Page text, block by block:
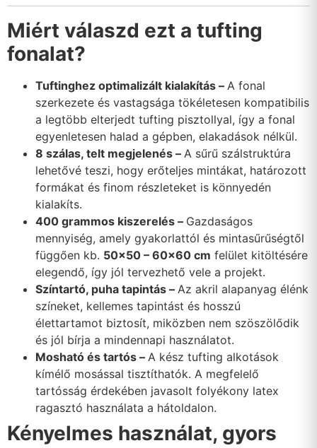
Miért válaszd ezt a tufting
fonalat?
Tuftinghez optimalizált kialakítás – A fonal
szerkezete és vastagsága tökéletesen kompatibilis
a legtöbb elterjedt tufting pisztollyal, így a fonal
egyenletesen halad a gépben, elakadások nélkül.
8 szálas, telt megjelenés – A sűrű szálstruktúra
lehetővé teszi, hogy erőteljes mintákat, határozott
formákat és finom részleteket is könnyedén
kialakíts.
400 grammos kiszerelés – Gazdaságos
mennyiség, amely gyakorlattól és mintasűrűségtől
függően kb. 50×50 – 60×60 cm felület kitöltésére
elegendő, így jól tervezhető vele a projekt.
Színtartó, puha tapintás – Az akril alapanyag élénk
színeket, kellemes tapintást és hosszú
élettartamot biztosít, miközben nem szöszölődik
és jól bírja a mindennapi használatot.
Mosható és tartós – A kész tufting alkotások
kímélő mosással tisztíthatók. A megfelelő
tartósság érdekében javasolt folyékony latex
ragasztó használata a hátoldalon.
Kényelmes használat, gyors